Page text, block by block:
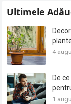
Ultimele
4
De
1